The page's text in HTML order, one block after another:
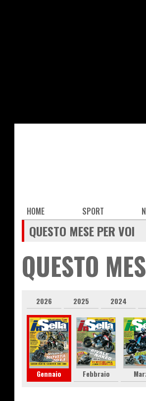
Main
navigation
HOME SPORT
QUESTO MESE PER VOI
QUESTO
2026 2025 2024
Gennaio Febbraio